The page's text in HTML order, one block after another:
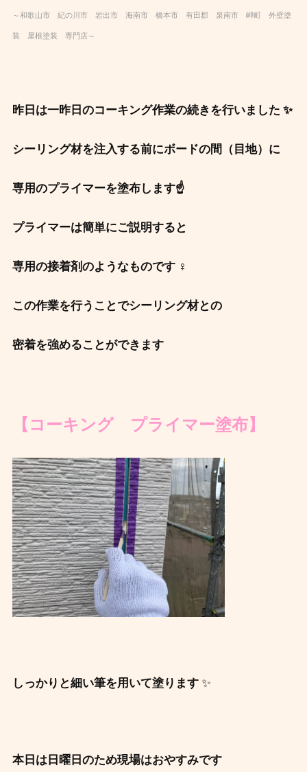
～和歌山市 紀の川市 岩出市 海南市 橋本市 有田郡 泉南市 岬町 外壁塗
装 屋根塗装 専門店～
昨日は一昨日のコーキング作業の続きを行いました ✨
シーリング材を注入する前にボードの間（目地）に
専用のプライマーを塗布します☝
プライマーは簡単にご説明すると
専用の接着剤のようなものです ‍♀️
この作業を行うことでシーリング材との
密着を強めることができます
【コーキング プライマー塗布】
しっかりと細い筆を用いて塗ります ✨
本日は日曜日のため現場はおやすみです